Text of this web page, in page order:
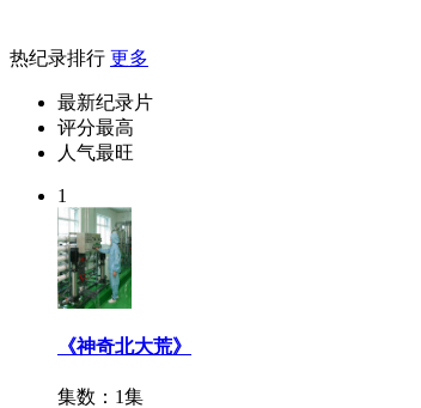
热纪录排行 更多
最新纪录片
评分最高
人气最旺
1
《神奇北大荒》
集数：1集